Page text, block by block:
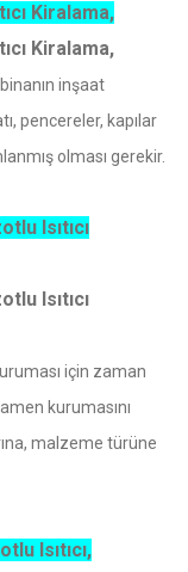
Kiralama,
Kiralama,
inşaat
pencereler, kapılar
olması gerekir.
Isıtıcı
Isıtıcı
için zaman
kurumasını
malzeme türüne
Isıtıcı,